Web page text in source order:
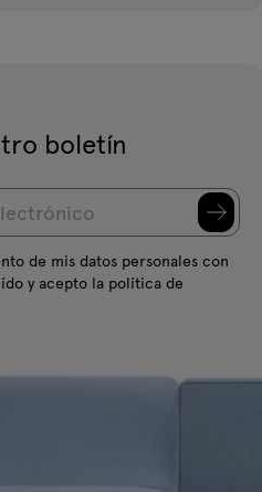
boletín
de mis datos personales con
y acepto la política de